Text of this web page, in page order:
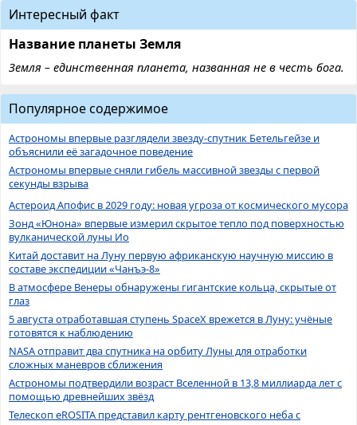
Интересный факт
Название планеты Земля
Земля – единственная планета, названная не в честь бога.
Популярное содержимое
Астрономы впервые разглядели звезду-спутник Бетельгейзе и
объяснили её загадочное поведение
Астрономы впервые сняли гибель массивной звезды с первой
секунды взрыва
Астероид Апофис в 2029 году: новая угроза от космического мусора
Зонд «Юнона» впервые измерил скрытое тепло под поверхностью
вулканической луны Ио
Китай доставит на Луну первую африканскую научную миссию в
составе экспедиции «Чанъэ-8»
В атмосфере Венеры обнаружены гигантские кольца, скрытые от
глаз
5 августа отработавшая ступень SpaceX врежется в Луну: учёные
готовятся к наблюдению
NASA отправит два спутника на орбиту Луны для отработки
сложных маневров сближения
Астрономы подтвердили возраст Вселенной в 13,8 миллиарда лет с
помощью древнейших звёзд
Телескоп eROSITA представил карту рентгеновского неба с